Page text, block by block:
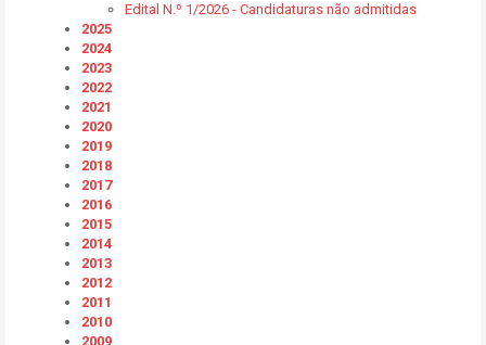
Edital N.º 1/2026 - Candidaturas não admitidas
2025
2024
2023
2022
2021
2020
2019
2018
2017
2016
2015
2014
2013
2012
2011
2010
2009